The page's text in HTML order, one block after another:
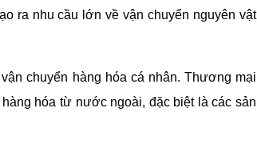
ra nhu cầu lớn về vận chuyển nguyên vật
chuyển hàng hóa cá nhân. Thương mại
hóa từ nước ngoài, đặc biệt là các sản